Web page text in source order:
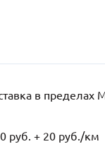
в
руб. + 20 руб./км